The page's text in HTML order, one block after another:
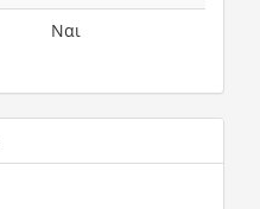
Ναι